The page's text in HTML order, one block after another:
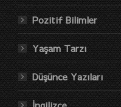
Pozitif Bilimler
Yaşam Tarzı
Düşünce Yazıları